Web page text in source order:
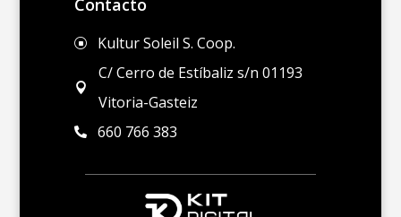
Contacto
] Kultur Soleil S. Coop.

C/ Cerro de Estíbaliz s/n 01193
Vitoria-Gasteiz
 660 766 383